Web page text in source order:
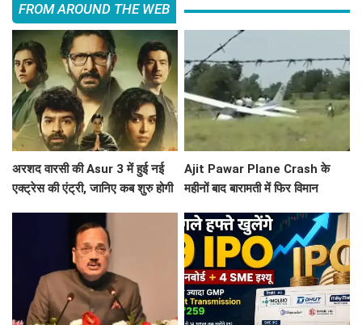
FROM AROUND THE WEB
अरशद वारसी की Asur 3 में हुई नई
एक्ट्रेस की एंट्री, जानिए कब शुरु होगी
Ajit Pawar Plane Crash के
महीनों बाद बारामती में फिर विमान
पायलट सेफ